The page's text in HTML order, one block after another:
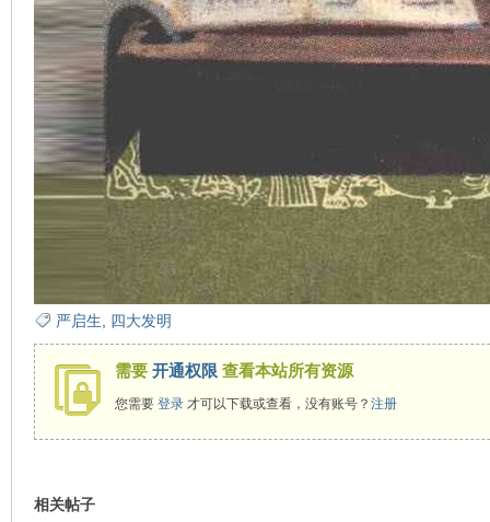
严启生 四大发明
需要 开通权限 查看本站所有资源
您需要 登录才可以下载或查看，没有账号？ 注册
相关帖子